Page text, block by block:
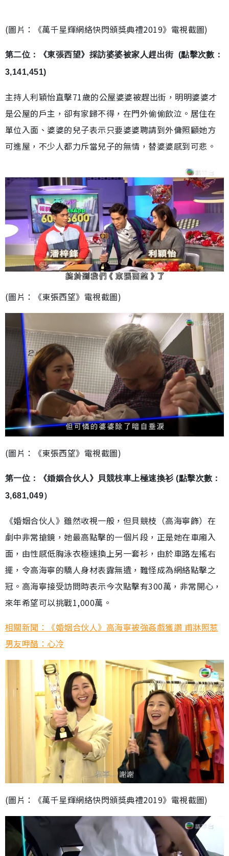
(圖片：《萬千星輝網絡快閃頒獎典禮2019》電視截圖)
第二位：《東張西望》採訪婆婆被家人趕出街 (點擊次數：
3,141,451)
主持人利穎怡直擊71歲的公屋婆婆被趕出街，明明婆婆才
是公屋的戶主，卻有家歸不得，在門外偷偷飲泣。居住在
單位入面、婆婆的兒子表示只要婆婆聘請到外傭照顧她方
可進屋，不少人都力斥當兒子的無情，替婆婆感到可悲。
(圖片：《東張西望》電視截圖)
(圖片：《東張西望》電視截圖)
第一位：《婚姻合伙人》貝競枝車上極速換衫 (點擊次數：
3,681,049）
《婚姻合伙人》雖然收視一般，但貝競枝（高海寧飾）在
劇中非常搶鏡，她最高點擊的一個片段，正是她在車廂入
面，由性感低胸泳衣極速換上另一套衫，由於車路左搖右
擺，令高海寧的驕人身材表露無遺，難怪成為網絡點擊之
冠。高海寧接受訪問時表示今次點擊有300萬，非常開心，
來年希望可以挑戰1,000萬。
相關新聞：《婚姻合伙人》高海寧被強姦戲獲讚 甫牀照惹
男友呷醋：心冷
(圖片：《萬千星輝網絡快閃頒獎典禮2019》電視截圖)